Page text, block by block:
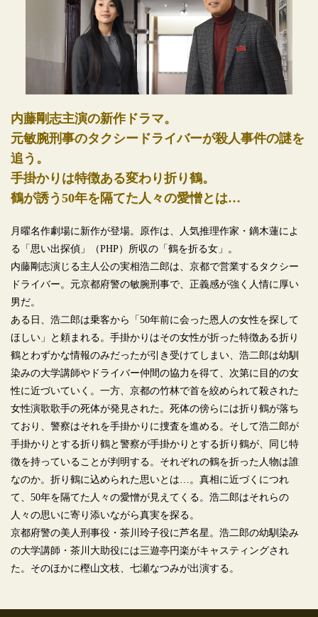
内藤剛志主演の新作ドラマ。
元敏腕刑事のタクシードライバーが殺人事件の謎を
追う。
手掛かりは特徴ある変わり折り鶴。
鶴が誘う50年を隔てた人々の愛憎とは…
月曜名作劇場に新作が登場。原作は、人気推理作家・鏑木蓮によ
る「思い出探偵」（PHP）所収の「鶴を折る女」。
内藤剛志演じる主人公の実相浩二郎は、京都で営業するタクシー
ドライバー。元京都府警の敏腕刑事で、正義感が強く人情に厚い
男だ。
ある日、浩二郎は乗客から「50年前に会った恩人の女性を探して
ほしい」と頼まれる。手掛かりはその女性が折った特徴ある折り
鶴とわずかな情報のみだったが引き受けてしまい、浩二郎は幼馴
染みの大学講師やドライバー仲間の協力を得て、次第に目的の女
性に近づいていく。一方、京都の竹林で首を絞められて殺された
女性演歌歌手の死体が発見された。死体の傍らには折り鶴が落ち
ており、警察はそれを手掛かりに捜査を進める。そして浩二郎が
手掛かりとする折り鶴と警察が手掛かりとする折り鶴が、同じ特
徴を持っていることが判明する。それぞれの鶴を折った人物は誰
なのか。折り鶴に込められた思いとは…。真相に近づくにつれ
て、50年を隔てた人々の愛憎が見えてくる。浩二郎はそれらの
人々の思いに寄り添いながら真実を探る。
京都府警の美人刑事役・茶川玲子役に芦名星。浩二郎の幼馴染み
の大学講師・茶川大助役には三遊亭円楽がキャスティングされ
た。そのほかに樫山文枝、七瀬なつみが出演する。